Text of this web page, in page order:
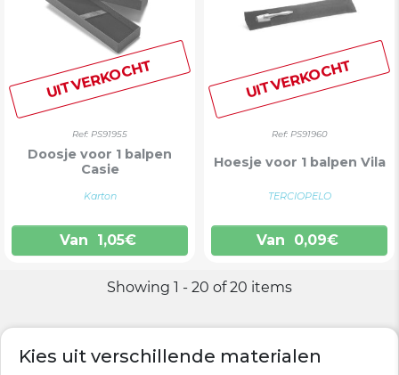
UITVERKOCHT
Ref: PS91955
Doosje voor 1 balpen
Casie
Karton
Van 1,05€
UITVERKOCHT
Ref: PS91960
Hoesje voor 1 balpen Vila
TERCIOPELO
Van 0,09€
Showing 1 - 20 of 20 items
Kies uit verschillende materialen